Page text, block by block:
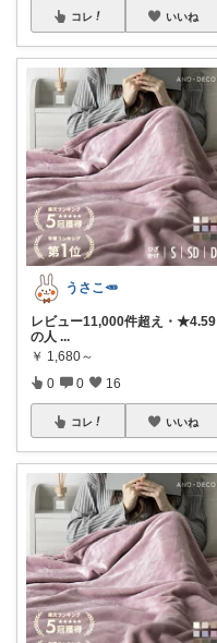
コレ いいね
うさこ🥕
レビュー11,000件超え・★4.59
の人 ...
￥ 1,680～
0 0 16
コレ いいね